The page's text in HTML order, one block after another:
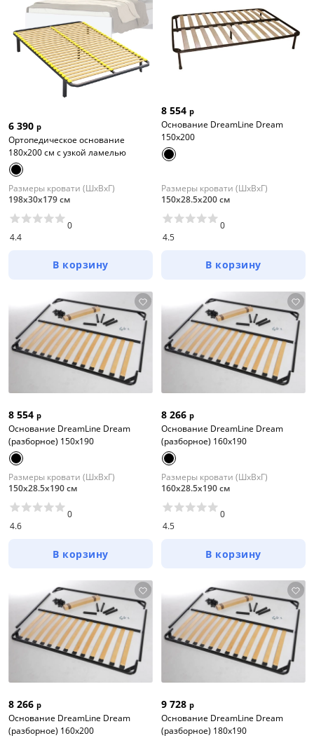
6 390 р
Ортопедическое основание
180х200 см с узкой ламелью
Размеры кровати (ШхВхГ)
198х30х179 см
4.4
0
В корзину
8 554 р
Основание DreamLine Dream
150x200
Размеры кровати (ШхВхГ)
150х28.5х200 см
4.5
0
В корзину
8 554 р
Основание DreamLine Dream
(разборное) 150x190
Размеры кровати (ШхВхГ)
150х28.5х190 см
4.6
0
В корзину
8 266 р
Основание DreamLine Dream
(разборное) 160x190
Размеры кровати (ШхВхГ)
160х28.5х190 см
4.5
0
В корзину
8 266 р
Основание DreamLine Dream
(разборное) 160x200
9 728 р
Основание DreamLine Dream
(разборное) 180x190